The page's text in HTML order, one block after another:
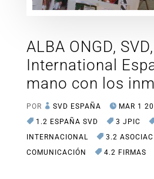
ALBA ONGD,
International
mano con los
POR SVD ESPAÑA MAR 1
1.2 ESPAÑA SVD
3 JPIC
INTERNACIONAL
3.2
COMUNICACIÓN
4.2 FIRMAS